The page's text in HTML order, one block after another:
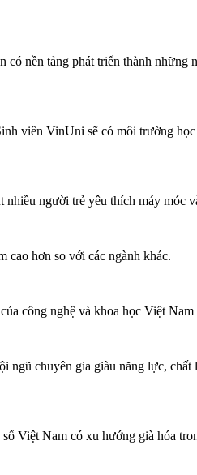
nền tảng phát triển thành những
viên VinUni sẽ có môi trường
người trẻ yêu thích máy móc
cao hơn so với các ngành khác.
công nghệ và khoa học Việt
chuyên gia giàu năng lực,
Việt Nam có xu hướng già hóa